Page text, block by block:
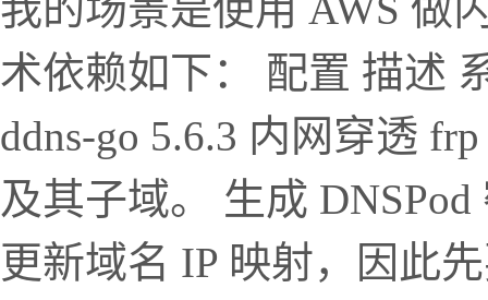
术依赖如下： 配置 描述
ddns-go 5.6.3 内网穿透
及其子域。 生成
更新域名 IP 映射，因此